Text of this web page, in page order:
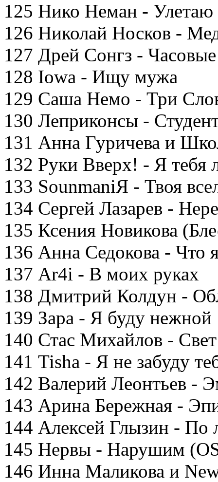
125 Нико Неман - Улетаю
126 Николай Носков -
127 Дрей Сонгз - Часовые
128 Iowa - Ищу мужа
129 Саша Немо - Три
130 Леприконсы -
131 Анна Гуричева и
132 Руки Вверх! - Я тебя
133 SounmaniЯ - Твоя
134 Сергей Лазарев -
135 Ксения Новикова
136 Анна Седокова - Что
137 Ar4i - В моих руках
138 Дмитрий Колдун -
139 Зара - Я буду нежной
140 Стас Михайлов - Свет
141 Tisha - Я не забуду
142 Валерий Леонтьев -
143 Арина Бережная -
144 Алексей Глызин - По
145 Нервы - Нарушим
146 Инна Маликова и